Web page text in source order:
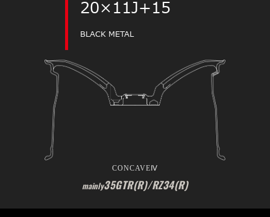
20×11J+15
BLACK METAL
CONCAVEⅣ
mainly35GTR(R)/RZ34(R)